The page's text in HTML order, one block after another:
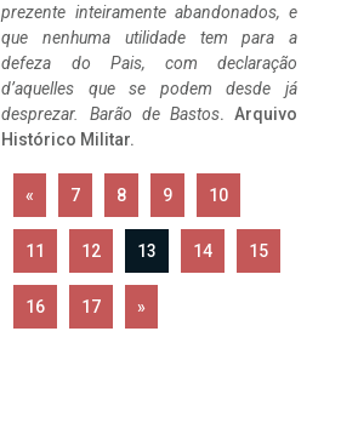
prezente inteiramente abandonados, e
que nenhuma utilidade tem para a
defeza do Pais, com declaração
d’aquelles que se podem desde já
desprezar. Barão de Bastos. Arquivo
Histórico Militar.
« 7 8 9 10
11 12 13 14 15
16 17 »